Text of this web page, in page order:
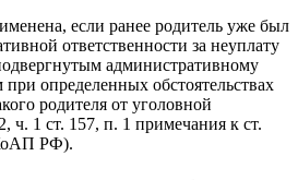
если ранее родитель уже был
ответственности за неуплату
административному
определенных обстоятельствах
родителя от уголовной
ч. 1 ст. 157, п. 1 примечания к ст.
РФ).